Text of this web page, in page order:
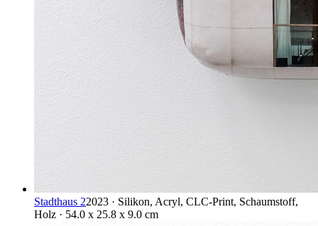
Stadthaus 22023 · Silikon, Acryl, CLC-Print, Schaumstoff,
Holz · 54.0 x 25.8 x 9.0 cm